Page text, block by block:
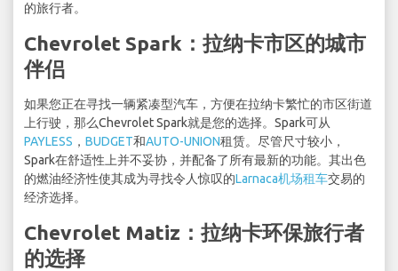
的旅行者。
Chevrolet Spark：拉纳卡市区的城市
伴侣
如果您正在寻找一辆紧凑型汽车，方便在拉纳卡繁忙的市区街道
上行驶，那么Chevrolet Spark就是您的选择。Spark可从
PAYLESS ， BUDGET和AUTO-UNION租赁。尽管尺寸较小，
Spark在舒适性上并不妥协，并配备了所有最新的功能。其出色
的燃油经济性使其成为寻找令人惊叹的Larnaca机场租车交易的
经济选择。
Chevrolet Matiz：拉纳卡环保旅行者
的选择